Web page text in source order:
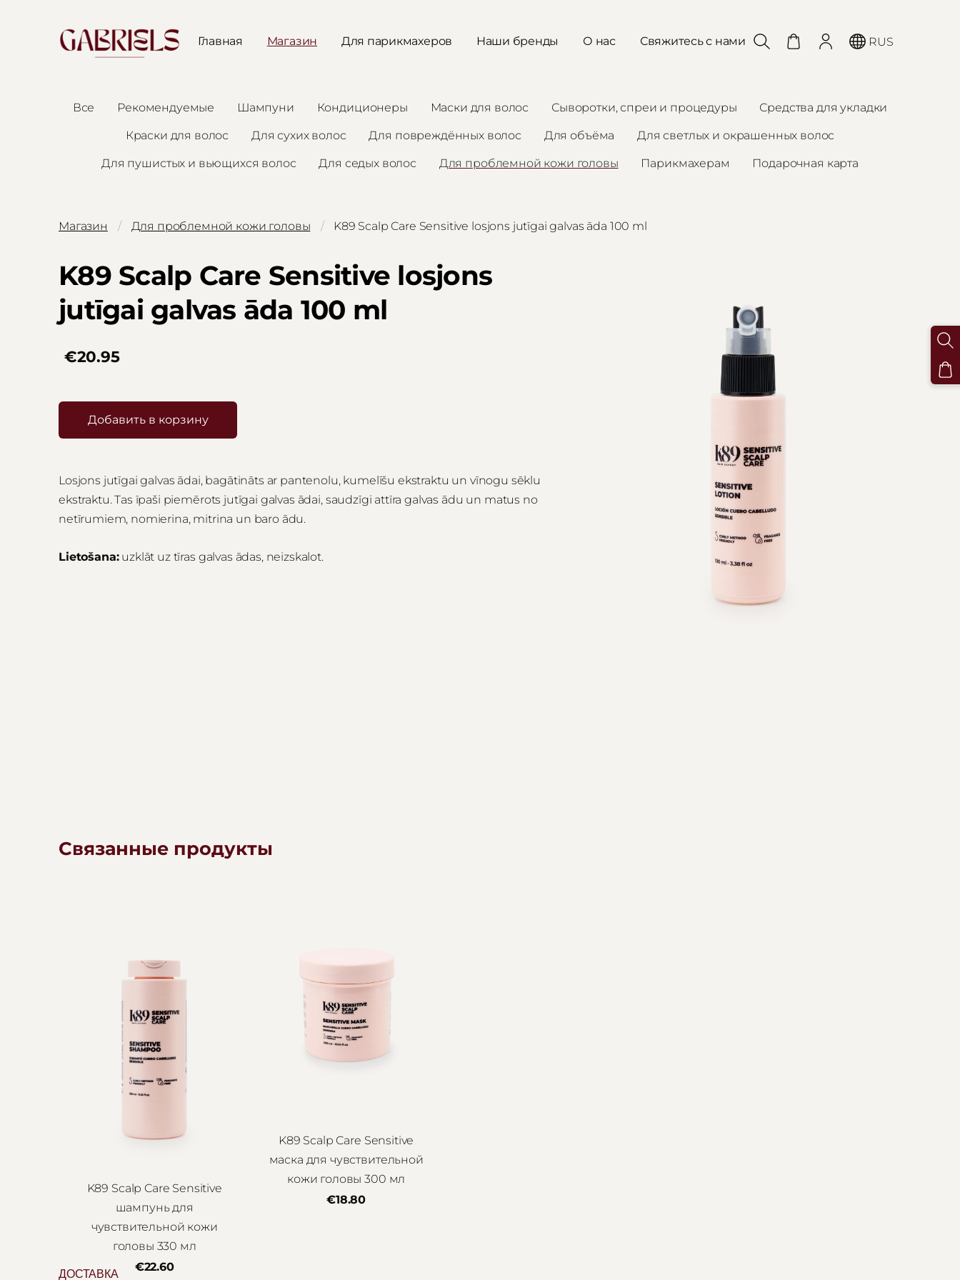
Главная Магазин Для парикмахеров Наши бренды О нас Свяжитесь с нами RUS
Все Рекомендуемые Шампуни Кондиционеры Маски для волос Сыворотки, спреи и процедуры Средства для укладки
Краски для волос Для сухих волос Для повреждённых волос Для объёма Для светлых и окрашенных волос
Для пушистых и вьющихся волос Для седых волос Для проблемной кожи головы Парикмахерам Подарочная карта
Магазин Для проблемной кожи головы K89 Scalp Care Sensitive losjons jutīgai galvas āda 100 ml
K89 Scalp Care Sensitive losjons
jutīgai galvas āda 100 ml
€20.95
Добавить в корзину
Losjons jutīgai galvas ādai, bagātināts ar pantenolu, kumelīšu ekstraktu un vīnogu sēklu
ekstraktu. Tas īpaši piemērots jutīgai galvas ādai, saudzīgi attīra galvas ādu un matus no
netīrumiem, nomierina, mitrina un baro ādu.
Lietošana:uzklāt uz tīras galvas ādas, neizskalot.
Связанные продукты
K89 Scalp Care Sensitive
шампунь для
чувствительной кожи
головы 330 мл
€22.60
K89 Scalp Care Sensitive
маска для чувствительной
кожи головы 300 мл
€18.80
ДОСТАВКА